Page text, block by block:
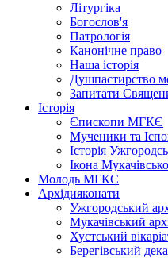
Літургіка
Богослов'я
Патрологія
Канонічне право
Наша історія
Душпастирство
Запитати
Історія
Єпископи МГКЄ
Мученики та
Історія
Ікона
Молодь МГКЄ
Архідияконати
Ужгородський
Мукачівський
Хустський
Берегівський